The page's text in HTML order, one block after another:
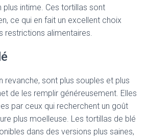
plus intime. Ces tortillas sont
ce qui en fait un excellent choix
restrictions alimentaires.
revanche, sont plus souples et plus
de les remplir généreusement. Elles
par ceux qui recherchent un goût
plus moelleuse. Les tortillas de blé
dans des versions plus saines,